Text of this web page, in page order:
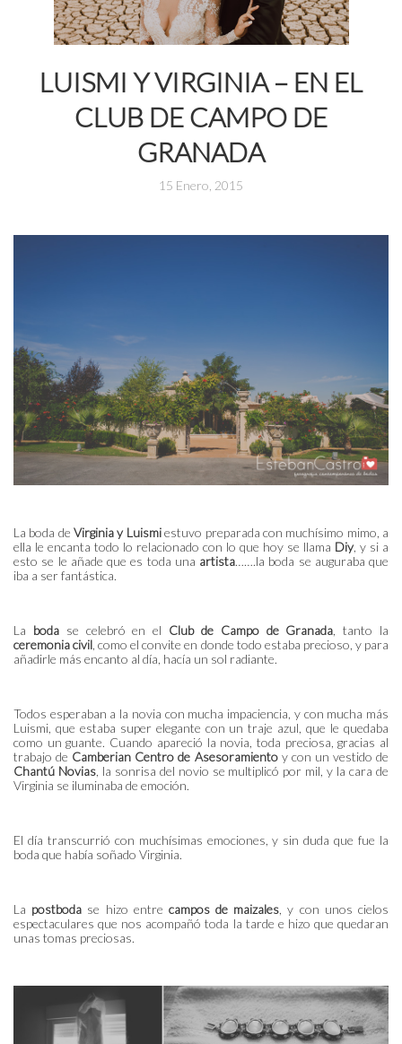
LUISMI Y VIRGINIA – EN EL
CLUB DE CAMPO DE
GRANADA
15 Enero, 2015
La boda deVirginia y Luismiestuvo preparada con muchísimo mimo, a
ella le encanta todo lo relacionado con lo que hoy se llama Diy, y si a
esto se le añade que es toda una artista…….la boda se auguraba que
iba a ser fantástica.
La bodase celebró en el Club de Campo de Granada , tanto la
ceremonia civil , como el convite en donde todo estaba precioso, y para
añadirle más encanto al día, hacía un sol radiante.
Todos esperaban a la novia con mucha impaciencia, y con mucha más
Luismi, que estaba super elegante con un traje azul, que le quedaba
como un guante. Cuando apareció la novia, toda preciosa, gracias al
trabajo de Camberian Centro de Asesoramientoy con un vestido de
Chantú Novias, la sonrisa del novio se multiplicó por mil, y la cara de
Virginia se iluminaba de emoción.
El día transcurrió con muchísimas emociones, y sin duda que fue la
boda que había soñado Virginia.
La postboda se hizo entre campos de maizales , y con unos cielos
espectaculares que nos acompañó toda la tarde e hizo que quedaran
unas tomas preciosas.